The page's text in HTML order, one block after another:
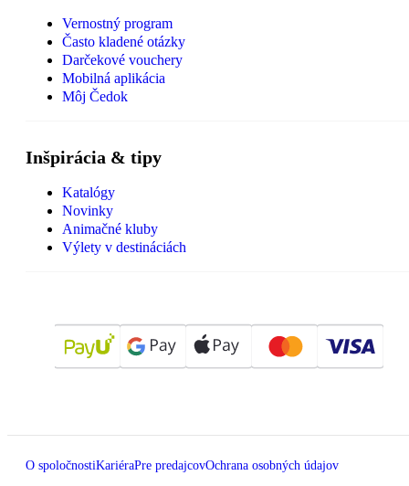
Vernostný program
Často kladené otázky
Darčekové vouchery
Mobilná aplikácia
Môj Čedok
Inšpirácia & tipy
Katalógy
Novinky
Animačné kluby
Výlety v destináciách
O spoločnostiKariéraPre predajcovOchrana osobných údajov